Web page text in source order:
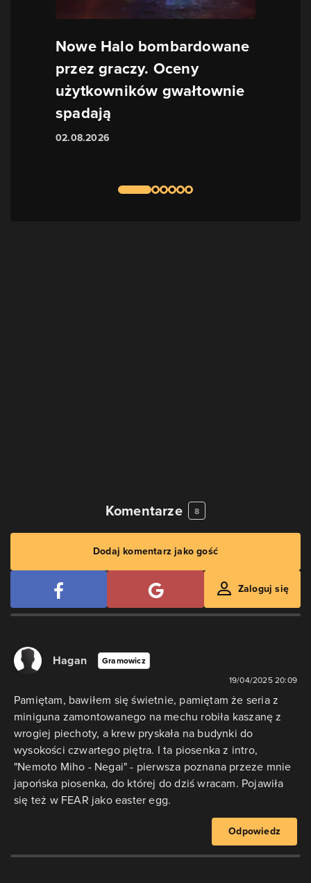
Nowe Halo bombardowane
przez graczy. Oceny
użytkowników gwałtownie
spadają
02.08.2026
Komentarze 8
Dodaj komentarz jako gość
Zaloguj się
Hagan Gramowicz
19/04/2025 20:09
Pamiętam, bawiłem się świetnie, pamiętam że seria z
miniguna zamontowanego na mechu robiła kaszanę z
wrogiej piechoty, a krew pryskała na budynki do
wysokości czwartego piętra. I ta piosenka z intro,
"Nemoto Miho - Negai" - pierwsza poznana przeze mnie
japońska piosenka, do której do dziś wracam. Pojawiła
się też w FEAR jako easter egg.
Odpowiedz